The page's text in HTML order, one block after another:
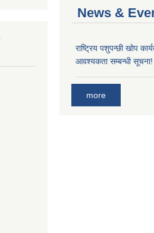
News &
राष्ट्रिय पशुपन्छी खोप
आवश्यकता सम्बन्धी सूचना!
more